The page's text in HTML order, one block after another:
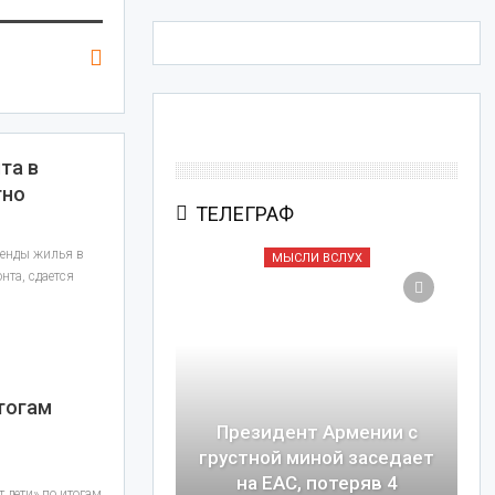
в
жилья в
сдается
ТЕЛЕГРАФ
ВСЛУХ
ученого
МЫСЛИ ВСЛУХ
Президент Армении с
грустной миной заседает
на ЕАС, потеряв 4